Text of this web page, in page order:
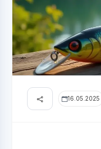
16.05.2025